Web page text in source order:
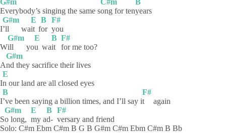
G#m
Everybody’s singing the same s
C#m
ong for ten
B
years
I
G#m
’ll
wa
E
it f
B
or
F#
you
W
G#m
ill
yo
E
u wa
B
it
F#
for me too?
A
G#m
nd they sacrifice their lives
I
E
n our land are all closed eyes
I
B
’ve been saying a billion times, and I’ll say i
F#
t
again
S
G#m
o long,
E
my a
B
d-
F#
versary and friend
Solo: C#m Ebm C#m B G B G#m C#m Ebm C#m B Bb